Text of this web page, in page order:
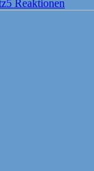
5 Reaktionen